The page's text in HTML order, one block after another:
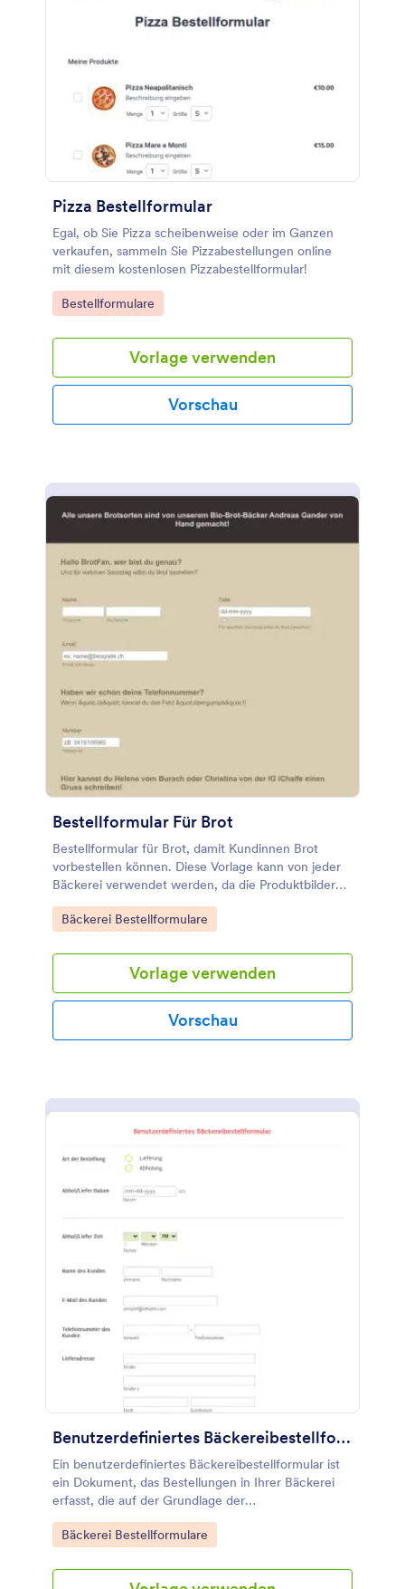
Pizza Bestellformular
Egal, ob Sie Pizza scheibenweise oder im Ganzen
verkaufen, sammeln Sie Pizzabestellungen online
mit diesem kostenlosen Pizzabestellformular!
Go to Category:
Bestellformulare
Vorlage verwenden
Vorschau
Bestellformular Für Brot
Bestellformular für Brot, damit Kundinnen Brot
vorbestellen können. Diese Vorlage kann von jeder
Bäckerei verwendet werden, da die Produktbilder
einfach durch eigene ersetzt werden können.
Go to Category:
Bäckerei Bestellformulare
Vorlage verwenden
Vorschau
Benutzerdefiniertes Bäckereibestellformular
Ein benutzerdefiniertes Bäckereibestellformular ist
ein Dokument, das Bestellungen in Ihrer Bäckerei
erfasst, die auf der Grundlage der
Kundenpräferenzen angepasst werden können.
Diese Vorlage für ein benutzerdefiniertes
nach Kundeninformationen, Bestelldetails und
Go to Category:
Bäckerei Bestellformulare